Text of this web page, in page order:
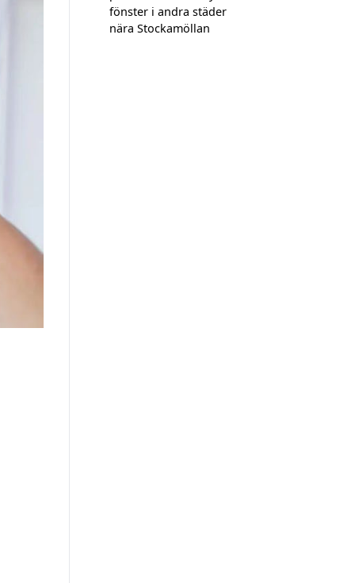
fönster i andra städer
nära Stockamöllan